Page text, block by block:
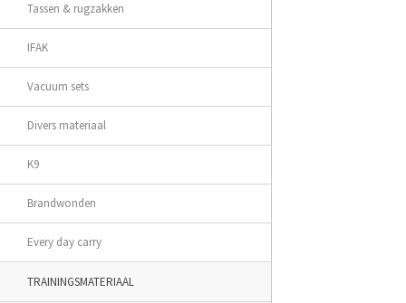
Tassen & rugzakken
IFAK
Vacuum sets
Divers materiaal
K9
Brandwonden
Every day carry
TRAININGSMATERIAAL